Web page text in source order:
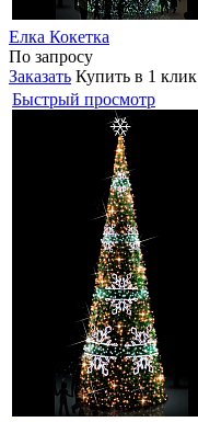
Елка Кокетка
По запросу
Заказать Купить в 1 клик
Быстрый просмотр